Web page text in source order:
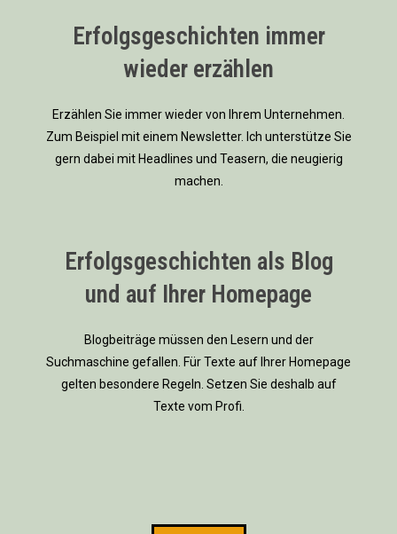
Erfolgsgeschichten immer
wieder erzählen
Erzählen Sie immer wieder von Ihrem Unternehmen.
Zum Beispiel mit einem Newsletter. Ich unterstütze Sie
gern dabei mit Headlines und Teasern, die neugierig
machen.
Erfolgsgeschichten als Blog
und auf Ihrer Homepage
Blogbeiträge müssen den Lesern und der
Suchmaschine gefallen. Für Texte auf Ihrer Homepage
gelten besondere Regeln. Setzen Sie deshalb auf
Texte vom Profi.